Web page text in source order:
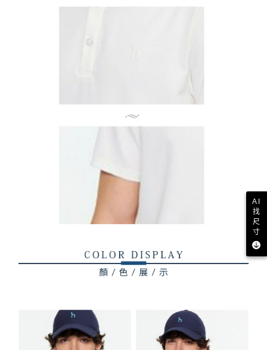
AI
找
尺
寸